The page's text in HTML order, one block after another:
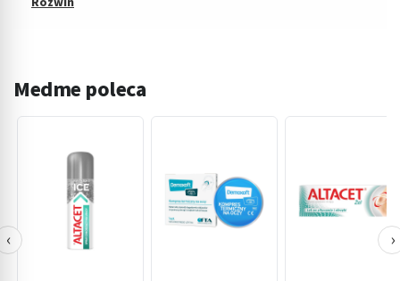
Medme poleca
‹ ›